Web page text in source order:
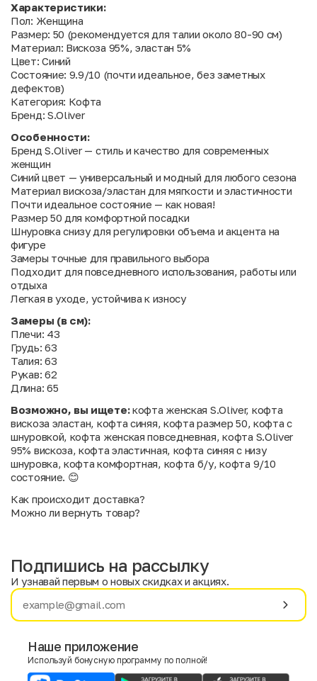
Характеристики:
Пол: Женщина
Размер: 50 (рекомендуется для талии около 80-90 см)
Материал: Вискоза 95%, эластан 5%
Цвет: Синий
Состояние: 9.9/10 (почти идеальное, без заметных
дефектов)
Категория: Кофта
Бренд: S.Oliver
Особенности:
Бренд S.Oliver — стиль и качество для современных
женщин
Синий цвет — универсальный и модный для любого сезона
Материал вискоза/эластан для мягкости и эластичности
Почти идеальное состояние — как новая!
Размер 50 для комфортной посадки
Шнуровка снизу для регулировки объема и акцента на
фигуре
Замеры точные для правильного выбора
Подходит для повседневного использования, работы или
отдыха
Легкая в уходе, устойчива к износу
Замеры (в см):
Плечи: 43
Грудь: 63
Талия: 63
Рукав: 62
Длина: 65
Возможно, вы ищете:кофта женская S.Oliver, кофта
вискоза эластан, кофта синяя, кофта размер 50, кофта с
шнуровкой, кофта женская повседневная, кофта S.Oliver
95% вискоза, кофта эластичная, кофта синяя с низу
шнуровка, кофта комфортная, кофта б/у, кофта 9/10
состояние. 😊
Как происходит доставка?
Можно ли вернуть товар?
Имя
E-mail
Подпишись на рассылку
И узнавай первым о новых скидках и акциях.
Наше приложение
Используй бонусную программу по полной!